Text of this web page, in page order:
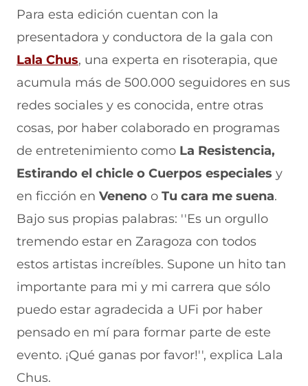
a
u
e
v
a
e
t
a
a
n
n
u
e
v
v
n
t
n
)
v
e
n
t
a
n
)
n
n
u
v
v
n
t
n
)
u
v
a
v
e
t
n
a
Para esta edición cuentan con la
presentadora y conductora de la gala con
Lala Chus, una experta en risoterapia, que
acumula más de 500.000 seguidores en sus
redes sociales y es conocida, entre otras
cosas, por haber colaborado en programas
de entretenimiento como La Resistencia,
Estirando el chicle o Cuerpos especiales y
en ficción en Veneno o Tu cara me suena.
Bajo sus propias palabras: ''Es un orgullo
tremendo estar en Zaragoza con todos
estos artistas increíbles. Supone un hito tan
importante para mi y mi carrera que sólo
puedo estar agradecida a UFi por haber
pensado en mí para formar parte de este
evento. ¡Qué ganas por favor!'', explica Lala
Chus.